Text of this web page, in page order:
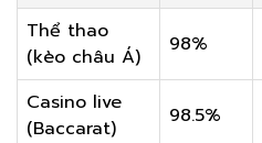
Thể thao
(kèo châu Á)
98%
Casino live
(Baccarat)
98.5%